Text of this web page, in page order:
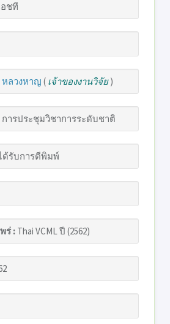
ชที
หลวงหาญ ( เจ้าของงานวิจัย)
การประชุมวิชาการระดับชาติ
ด้รับการตีพิมพ์
ร่ : Thai VCML ปี (2562)